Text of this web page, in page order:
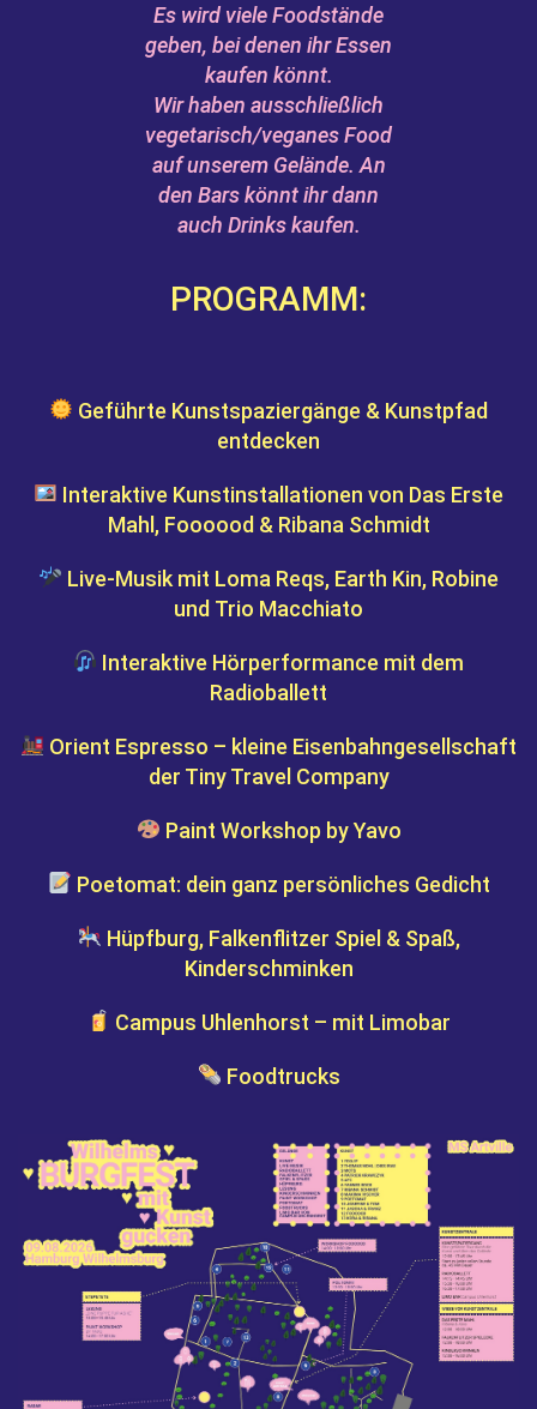
Es wird viele Foodstände
geben, bei denen ihr Essen
kaufen könnt.
Wir haben ausschließlich
vegetarisch/veganes Food
auf unserem Gelände. An
den Bars könnt ihr dann
auch Drinks kaufen.
PROGRAMM:
Geführte Kunstspaziergänge & Kunstpfad
entdecken
Interaktive Kunstinstallationen von Das Erste
Mahl, Foooood & Ribana Schmidt
Live-Musik mit Loma Reqs, Earth Kin, Robine
und Trio Macchiato
Interaktive Hörperformance mit dem
Radioballett
Orient Espresso – kleine Eisenbahngesellschaft
der Tiny Travel Company
Paint Workshop by Yavo
Poetomat: dein ganz persönliches Gedicht
Hüpfburg, Falkenflitzer Spiel & Spaß,
Kinderschminken
Campus Uhlenhorst – mit Limobar
Foodtrucks